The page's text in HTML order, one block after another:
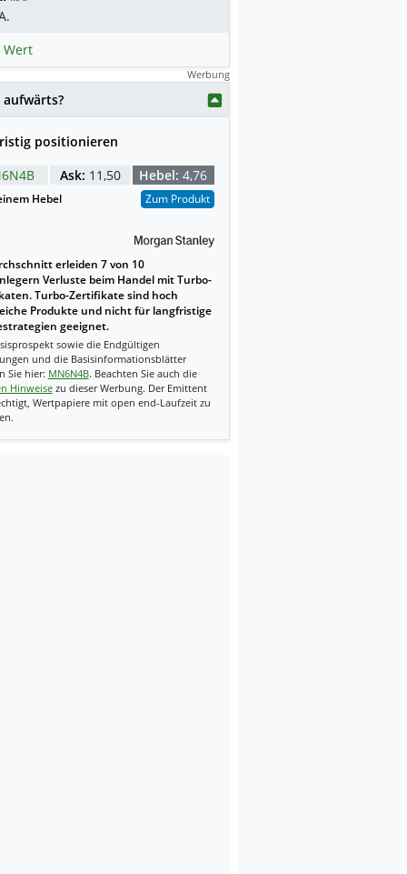
Werbung
positionieren
Ask: 11,50 Hebel: 4,76
Hebel Zum Produkt
erleiden 7 von 10
Verluste beim Handel mit Turbo-
Turbo-Zertifikate sind hoch
Produkte und nicht für langfristige
geeignet.
sowie die Endgültigen
und die Basisinformationsblätter
Sie hier: MN6N4B. Beachten Sie auch die
Hinweisezu dieser Werbung. Der Emittent
Wertpapiere mit open end-Laufzeit zu